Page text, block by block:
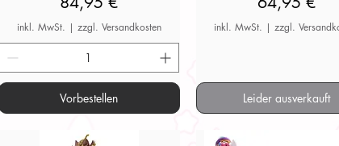
inkl. MwSt. | zzgl. Versandkosten
Vorbestellen
inkl. MwSt. |zzgl.
Leider ausverkauft